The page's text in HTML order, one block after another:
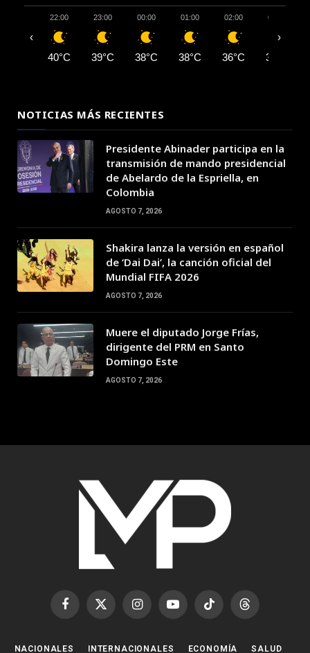
22:00
40°C
23:00
39°C
00:00
38°C
01:00
38°C
02:00
36°C
03:00
35°C
‹ ›
NOTICIAS MÁS RECIENTES
Presidente Abinader participa en la
transmisión de mando presidencial
de Abelardo de la Espriella, en
Colombia
AGOSTO 7, 2026
Shakira lanza la versión en español
de ‘Dai Dai’, la canción oficial del
Mundial FIFA 2026
AGOSTO 7, 2026
Muere el diputado Jorge Frías,
dirigente del PRM en Santo
Domingo Este
AGOSTO 7, 2026
Facebook
X
InstagramYouTubeTikTok Threads
NACIONALES INTERNACIONALES ECONOMÍA SALUD